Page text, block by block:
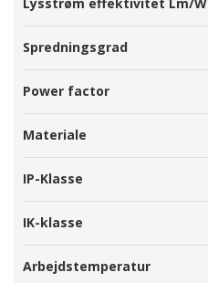
Spredningsgrad
Power factor
Materiale
IP-Klasse
IK-klasse
Arbejdstemperatur